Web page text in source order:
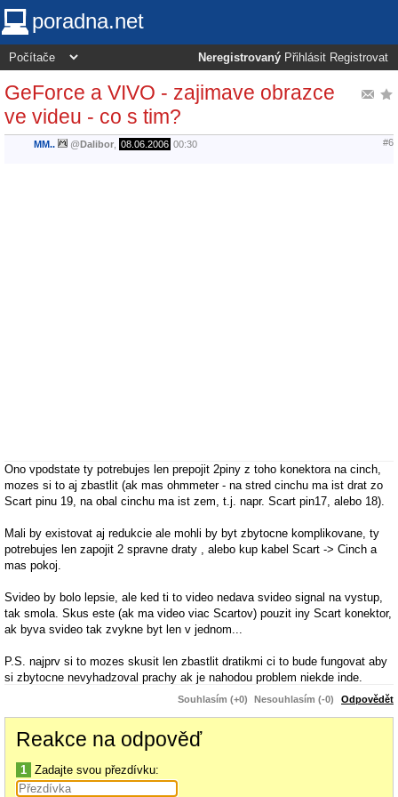
poradna.net
Neregistrovaný Přihlásit Registrovat
GeForce a VIVO - zajimave obrazce
ve videu - co s tim?
MM.. @Dalibor 08.06.2006 00:30 #6
Ono vpodstate ty potrebujes len prepojit 2piny z toho konektora na cinch,
mozes si to aj zbastlit (ak mas ohmmeter - na stred cinchu ma ist drat zo
Scart pinu 19, na obal cinchu ma ist zem, t.j. napr. Scart pin17, alebo 18).
Mali by existovat aj redukcie ale mohli by byt zbytocne komplikovane, ty
potrebujes len zapojit 2 spravne draty , alebo kup kabel Scart -> Cinch a
mas pokoj.
Svideo by bolo lepsie, ale ked ti to video nedava svideo signal na vystup,
tak smola. Skus este (ak ma video viac Scartov) pouzit iny Scart konektor,
ak byva svideo tak zvykne byt len v jednom...
P.S. najprv si to mozes skusit len zbastlit dratikmi ci to bude fungovat aby
si zbytocne nevyhadzoval prachy ak je nahodou problem niekde inde.
P.S.2. jo este ma napadlo, v nastaveniach ovladacov grafickej karty (pravy
tam niekde si najdi vstupy) moze byt nastavenie composite/svideo apod.,
//doplnok: alebo moze byt to nastavenie v programe ktorym ten obraz do
PC "nahravas"...
Souhlasím (+0) Nesouhlasím (-0) Odpovědět
Reakce na odpověď
1 Zadajte svou přezdívku: